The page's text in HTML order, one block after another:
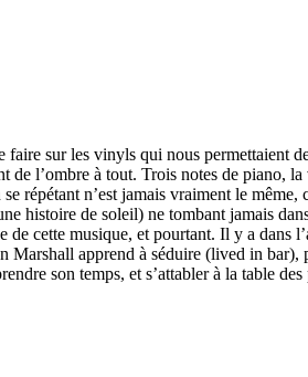
sur les vinyls qui nous permettaient
de l’ombre à tout. Trois notes de piano,
répétant n’est jamais vraiment le
histoire de soleil) ne tombant jamais
cette musique, et pourtant. Il y a dans
apprend à séduire (lived in
son temps, et s’attabler à la table